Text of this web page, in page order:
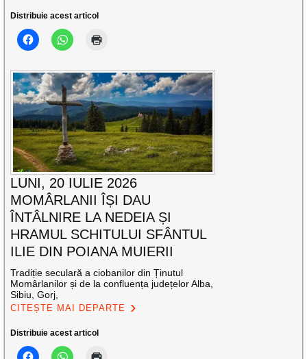
Distribuie acest articol
LUNI, 20 IULIE 2026
MOMÂRLANII ÎȘI DAU
ÎNTÂLNIRE LA NEDEIA ȘI
HRAMUL SCHITULUI SFÂNTUL
ILIE DIN POIANA MUIERII
Tradiție seculară a ciobanilor din Ținutul
Momârlanilor și de la confluența județelor Alba,
Sibiu, Gorj,
CITEȘTE MAI DEPARTE
Distribuie acest articol